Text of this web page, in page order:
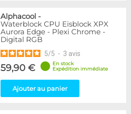
Alphacool -
Waterblock CPU Eisblock XPX
Aurora Edge - Plexi Chrome -
Digital RGB
5/5 - 3 avis
59,90 €
En stock
Expédition immédiate
Ajouter au panier